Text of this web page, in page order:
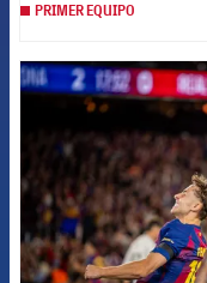
PRIMER EQUIPO